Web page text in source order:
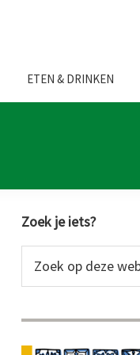
ETEN & DRINKEN
Primaire
Sidebar
Zoek je iets?
op
website